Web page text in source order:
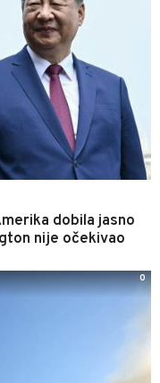
dobila jasno
nije očekivao
0